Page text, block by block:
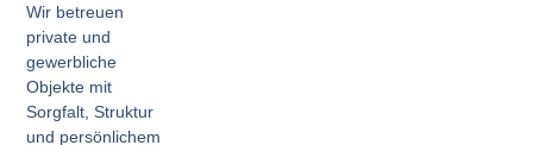
Wir betreuen
private und
gewerbliche
Objekte mit
Sorgfalt, Struktur
und persönlichem